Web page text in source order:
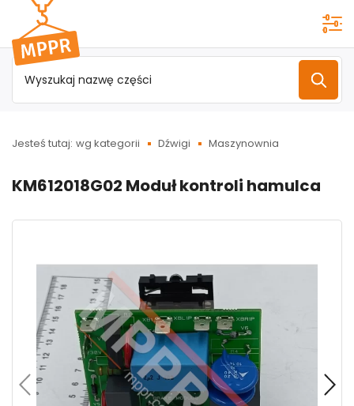
Przejdź do
menu
głównego
Jesteś tutaj: wg kategorii Dźwigi Maszynownia
KM612018G02 Moduł kontroli hamulca